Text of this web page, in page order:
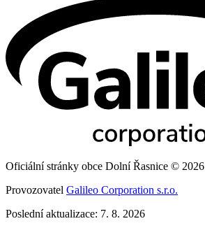
Oficiální stránky obce Dolní Řasnice © 2026
Provozovatel Galileo Corporation s.r.o.
Poslední aktualizace: 7. 8. 2026